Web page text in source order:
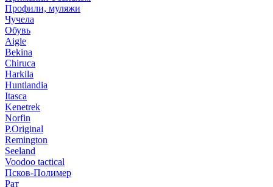
Профили, муляжи
Чучела
Обувь
Aigle
Bekina
Chiruсa
Harkila
Huntlandia
Itasca
Kenetrek
Norfin
P.Original
Remington
Seeland
Voodoo tactical
Псков-Полимер
Рат